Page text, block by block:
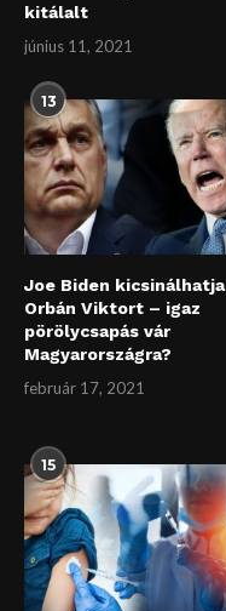
kitálalt
június 11, 2021
13
Joe Biden kicsinálhatja
Orbán Viktort – igaz
pörölycsapás vár
Magyarországra?
február 17, 2021
15